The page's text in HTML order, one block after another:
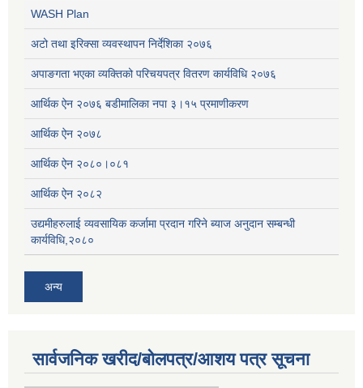
WASH Plan
अटो तथा इरिक्सा व्यवस्थापन निर्देशिका २०७६
अपाङगता भएका व्यक्तिको परिचयपत्र वितरण कार्यविधि २०७६
आर्थिक ऐन २०७६ बडीमालिका नपा ३।१५ प्रमाणीकरण
आर्थिक ऐन २०७८
आर्थिक ऐन २०८०।०८१
आर्थिक ऐन २०८२
उद्यमीहरुलाई व्यवसायिक कर्जामा प्रदान गरिने ब्याज अनुदान सम्बन्धी
कार्यविधि,२०८०
अन्य
सार्वजनिक खरीद/बोलपत्र/आशय पत्र सूचना